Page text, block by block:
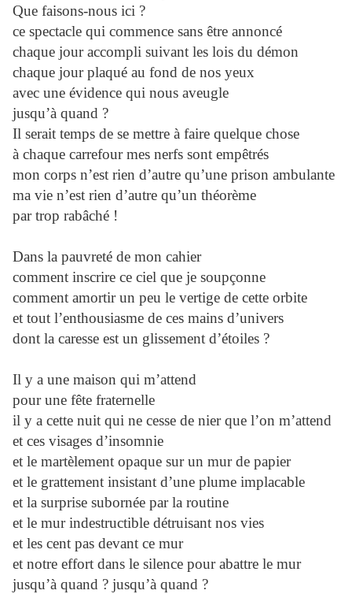
Que faisons-nous ici ?
ce spectacle qui commence sans être annoncé
chaque jour accompli suivant les lois du démon
chaque jour plaqué au fond de nos yeux
avec une évidence qui nous aveugle
jusqu’à quand ?
Il serait temps de se mettre à faire quelque chose
à chaque carrefour mes nerfs sont empêtrés
mon corps n’est rien d’autre qu’une prison ambulante
ma vie n’est rien d’autre qu’un théorème
par trop rabâché !
Dans la pauvreté de mon cahier
comment inscrire ce ciel que je soupçonne
comment amortir un peu le vertige de cette orbite
et tout l’enthousiasme de ces mains d’univers
dont la caresse est un glissement d’étoiles ?
Il y a une maison qui m’attend
pour une fête fraternelle
il y a cette nuit qui ne cesse de nier que l’on m’attend
et ces visages d’insomnie
et le martèlement opaque sur un mur de papier
et le grattement insistant d’une plume implacable
et la surprise subornée par la routine
et le mur indestructible détruisant nos vies
et les cent pas devant ce mur
et notre effort dans le silence pour abattre le mur
jusqu’à quand ? jusqu’à quand ?